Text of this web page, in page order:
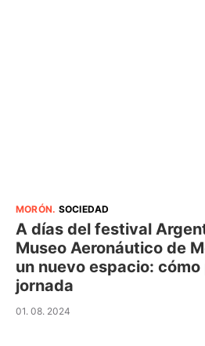
MORÓN. SOCIEDAD
A días del festival
Museo Aeronáutico de
un nuevo espacio:
jornada
01. 08. 2024